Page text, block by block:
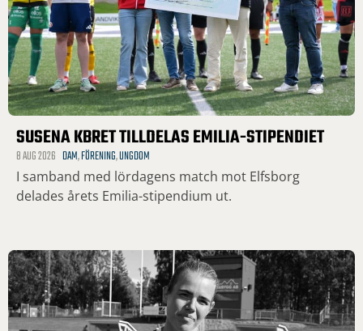
SUSENA KBRET TILLDELAS EMILIA-STIPENDIET
8 AUG 2026 DAM,FÖRENING,UNGDOM
I samband med lördagens match mot Elfsborg
delades årets Emilia-stipendium ut.